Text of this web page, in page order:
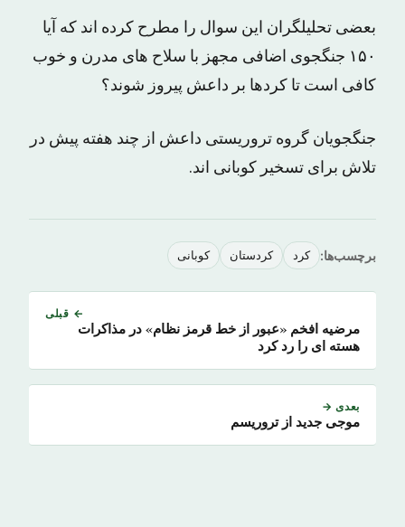
بعضی تحلیلگران این سوال را مطرح کرده اند که آیا
۱۵۰ جنگجوی اضافی مجهز با سلاح های مدرن و خوب
کافی است تا کردها بر داعش پیروز شوند؟
جنگجویان گروه تروریستی داعش از چند هفته پیش در
تلاش برای تسخیر کوبانی اند.
برچسب‌ها: کرد کردستان کوبانی
← قبلی
مرضیه افخم «عبور از خط قرمز نظام» در مذاکرات
هسته ای را رد کرد
بعدی →
موجی جدید از تروریسم